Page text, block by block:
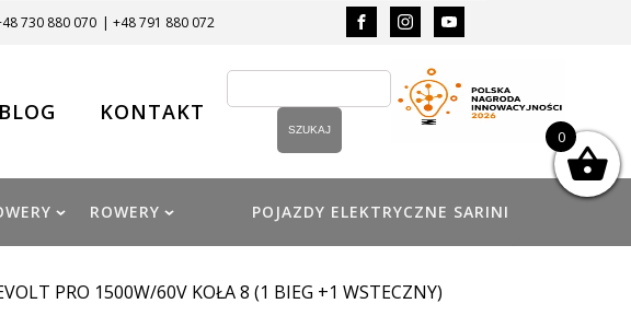
730 880 070 | +48 791 880 072
BLOG KONTAKT
ROWERY POJAZDY ELEKTRYCZNE SARINI
PRO 1500W/60V KOŁA 8 (1 BIEG +1 WSTECZNY)
0